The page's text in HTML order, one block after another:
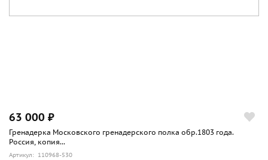
63 000 ₽
Гренадерка Московского гренадерского полка обр.1803 года.
Россия, копия...
Артикул: 110968-530